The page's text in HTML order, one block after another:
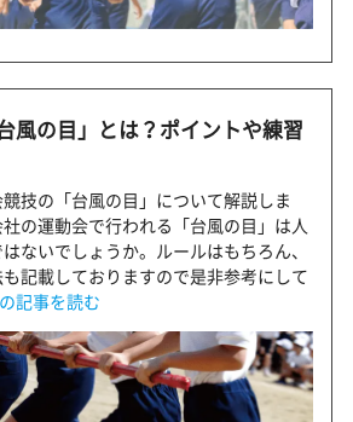
風の目」とは？ポイントや練習
技の「台風の目」について解説しま
の運動会で行われる「台風の目」は人
ないでしょうか。ルールはもちろん、
記載しておりますので是非参考にして
記事を読む